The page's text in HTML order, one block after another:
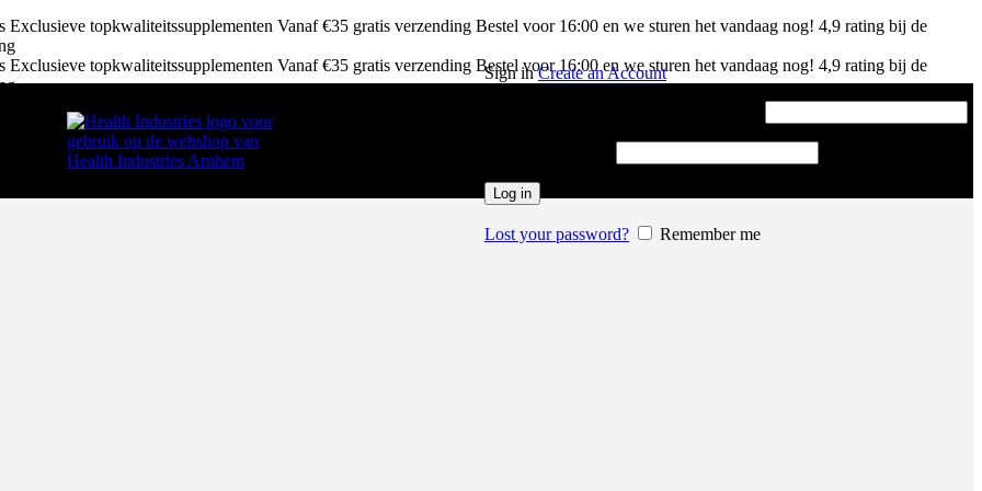
Exclusieve topkwaliteitssupplementen Vanaf €35 gratis verzending Bestel voor 16:00 en we sturen het vandaag nog! 4,9 rating bij de
Exclusieve topkwaliteitssupplementen Vanaf €35 gratis verzending Bestel voor 16:00 en we sturen het vandaag nog! 4,9 rating bij de
Sign inCreate an Account
Log in
Lost your password? Remember me